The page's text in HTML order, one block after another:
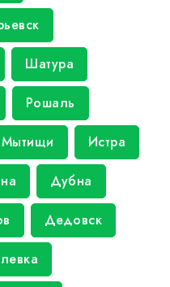
Шатура
Рошаль
Мытищи Истра
Дубна
Дедовск